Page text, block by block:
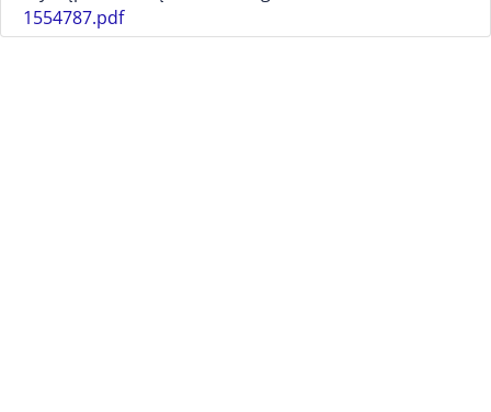
1554787.pdf